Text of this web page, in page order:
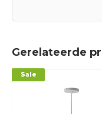
Gerelateerde
Sale